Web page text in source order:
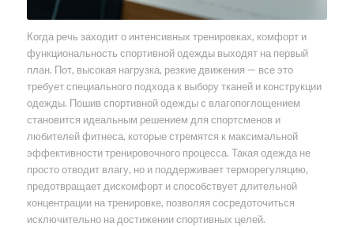
Когда речь заходит о интенсивных тренировках, комфорт и
функциональность спортивной одежды выходят на первый
план. Пот, высокая нагрузка, резкие движения — все это
требует специального подхода к выбору тканей и конструкции
одежды. Пошив спортивной одежды с влагопоглощением
становится идеальным решением для спортсменов и
любителей фитнеса, которые стремятся к максимальной
эффективности тренировочного процесса. Такая одежда не
просто отводит влагу, но и поддерживает терморегуляцию,
предотвращает дискомфорт и способствует длительной
концентрации на тренировке, позволяя сосредоточиться
исключительно на достижении спортивных целей.